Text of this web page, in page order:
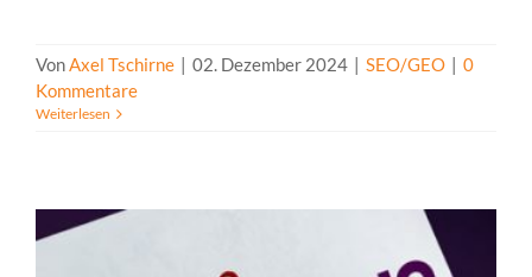
VonAxel Tschirne | 02. Dezember 2024 | SEO/GEO | 0
Kommentare
Weiterlesen